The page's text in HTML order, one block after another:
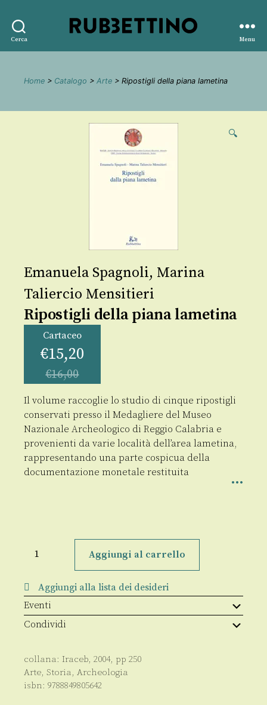
Cerca
editore
Menu
Home > Catalogo > Arte > Ripostigli della piana lametina
🔍
Emanuela Spagnoli, Marina
Taliercio Mensitieri
Ripostigli della piana lametina
Cartaceo
€15,20
€16,00
Il volume raccoglie lo studio di cinque ripostigli
conservati presso il Medagliere del Museo
Nazionale Archeologico di Reggio Calabria e
provenienti da varie località dell’area lametina,
rappresentando una parte cospicua della
documentazione monetale restituita
della
quantità
Aggiungi al carrello
Aggiungi alla lista dei desideri
Eventi
Condividi
collana: Iraceb, 2004, pp 250
Arte, Storia, Archeologia
isbn: 9788849805642